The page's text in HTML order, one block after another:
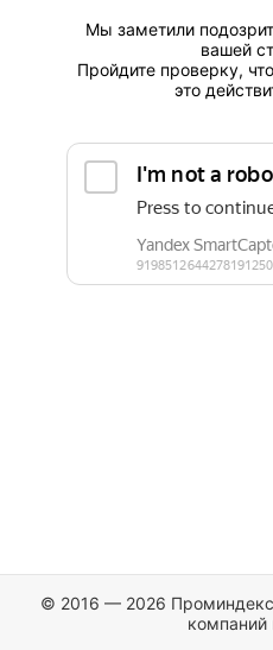
Мы заметили
вашей
Пройдите проверку,
это
© 2016 — 2026 Проминдекс
компаний